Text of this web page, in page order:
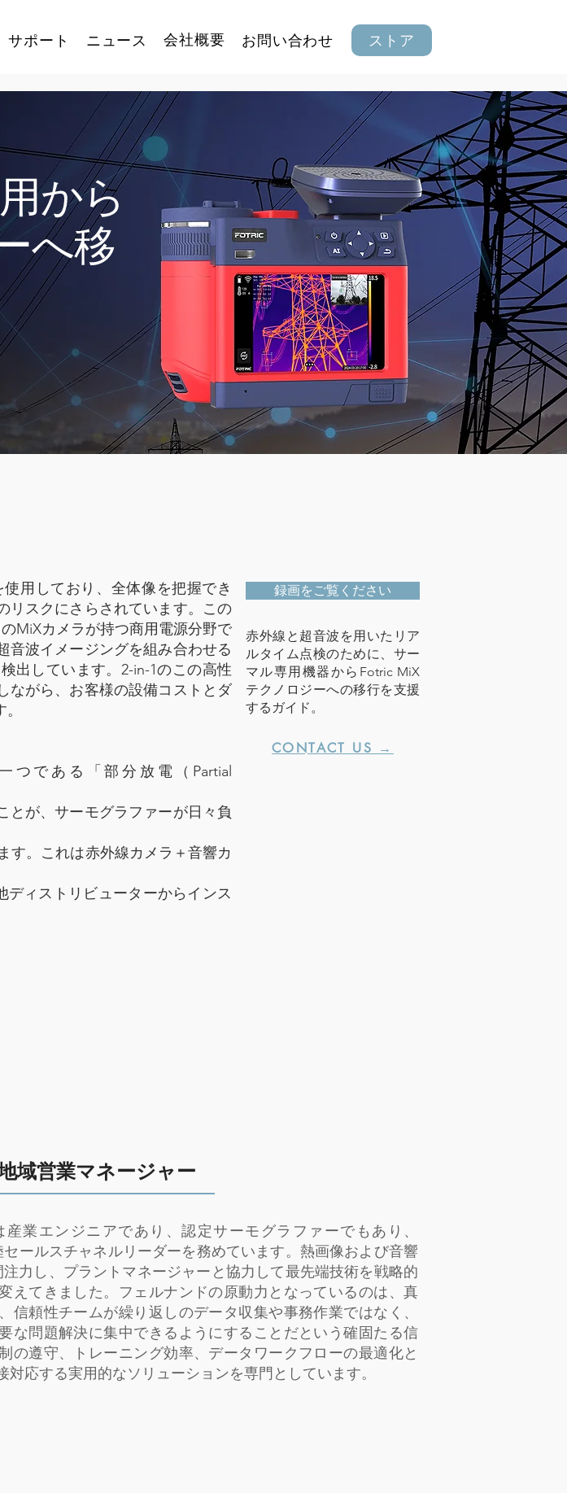
サポート ニュース 会社概要 お問い合わせ ストア
から
へ移
用しており、全体像を把握でき
リスクにさらされています。この
MiXカメラが持つ商用電源分野で
音波イメージングを組み合わせる
出しています。2-in-1のこの高性
ながら、お客様の設備コストとダ
である「部分放電（Partial
とが、サーモグラファーが日々負
す。これは赤外線カメラ＋音響カ
ィストリビューターからインス
録画をご覧ください
赤外線と超音波を用いたリア
ルタイム点検のために、サー
マル専用機器からFotric MiX
テクノロジーへの移行を支援
するガイド。
CONTACT US →
域営業マネージャー
業エンジニアであり、認定サーモグラファーでもあり、
セールスチャネルリーダーを務めています。熱画像および音響
力し、プラントマネージャーと協力して最先端技術を戦略的
えてきました。フェルナンドの原動力となっているのは、真
信頼性チームが繰り返しのデータ収集や事務作業ではなく、
な問題解決に集中できるようにすることだという確固たる信
の遵守、トレーニング効率、データワークフローの最適化と
対応する実用的なソリューションを専門としています。